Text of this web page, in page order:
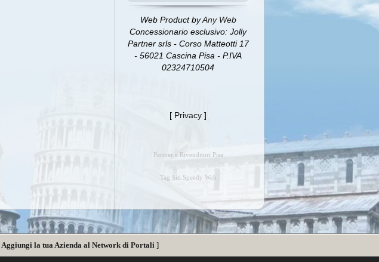
Web Product byAny Web
Concessionario esclusivo: Jolly
Partner srls - Corso Matteotti 17
- 56021 Cascina Pisa - P.IVA
02324710504
[ Privacy ]
Partner e Rivenditori Pisa
Tag Siti Speedy Web
Aggiungi la tua Azienda al Network di Portali ]